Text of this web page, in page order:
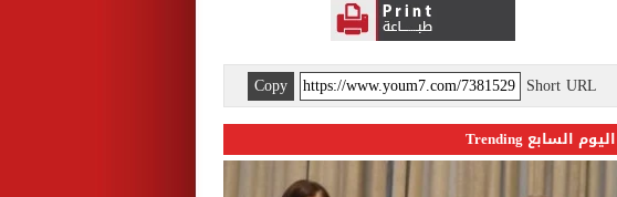
Short URL
Copy
اليوم السابع Trending